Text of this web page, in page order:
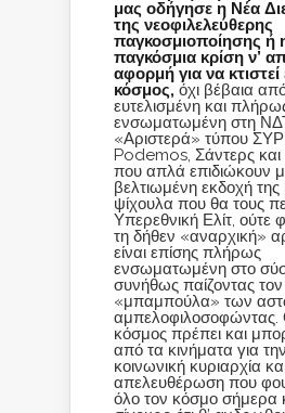
μας οδήγησε η Νέα
της νεοφιλελεύθερης
παγκοσμιοποίησης ή
παγκόσμια κρίση ν’
αφορμή για να κτιστεί
κόσμος, όχι βέβαια
ευτελισμένη και
ενσωματωμένη στη
«Αριστερά» τύπου
Podemos, Σάντερς και
που απλά επιδιώκουν
βελτιωμένη εκδοχή
ψίχουλα που θα τους
Υπερεθνική Ελίτ, ούτε
τη δήθεν «αναρχική»
είναι επίσης πλήρως
ενσωματωμένη στο
συνήθως παίζοντας
«μπαμπούλα» των
αμπελοφιλοσοφώντας.
κόσμος πρέπει και
από τα κινήματα για
κοινωνική κυριαρχία
απελευθέρωση που
όλο τον κόσμο σήμερα